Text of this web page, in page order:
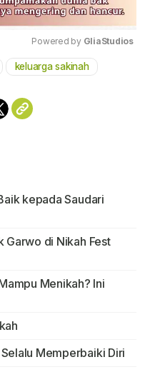
Mute
Powered by GliaStudios
keluarga sakinah
kepada Saudari
Garwo di Nikah Fest
Menikah? Ini
Memperbaiki Diri